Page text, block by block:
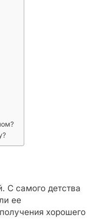
С самого детства
ее
хорошего